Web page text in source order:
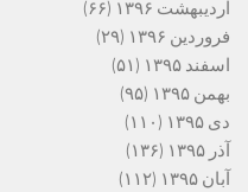
اردیبهشت ۱۳۹۶
(۶۶)
فروردین ۱۳۹۶
(۲۹)
اسفند ۱۳۹۵
(۵۱)
بهمن ۱۳۹۵
(۹۵)
دی ۱۳۹۵
(۱۱۰)
آذر ۱۳۹۵
(۱۳۶)
آبان ۱۳۹۵
(۱۱۲)